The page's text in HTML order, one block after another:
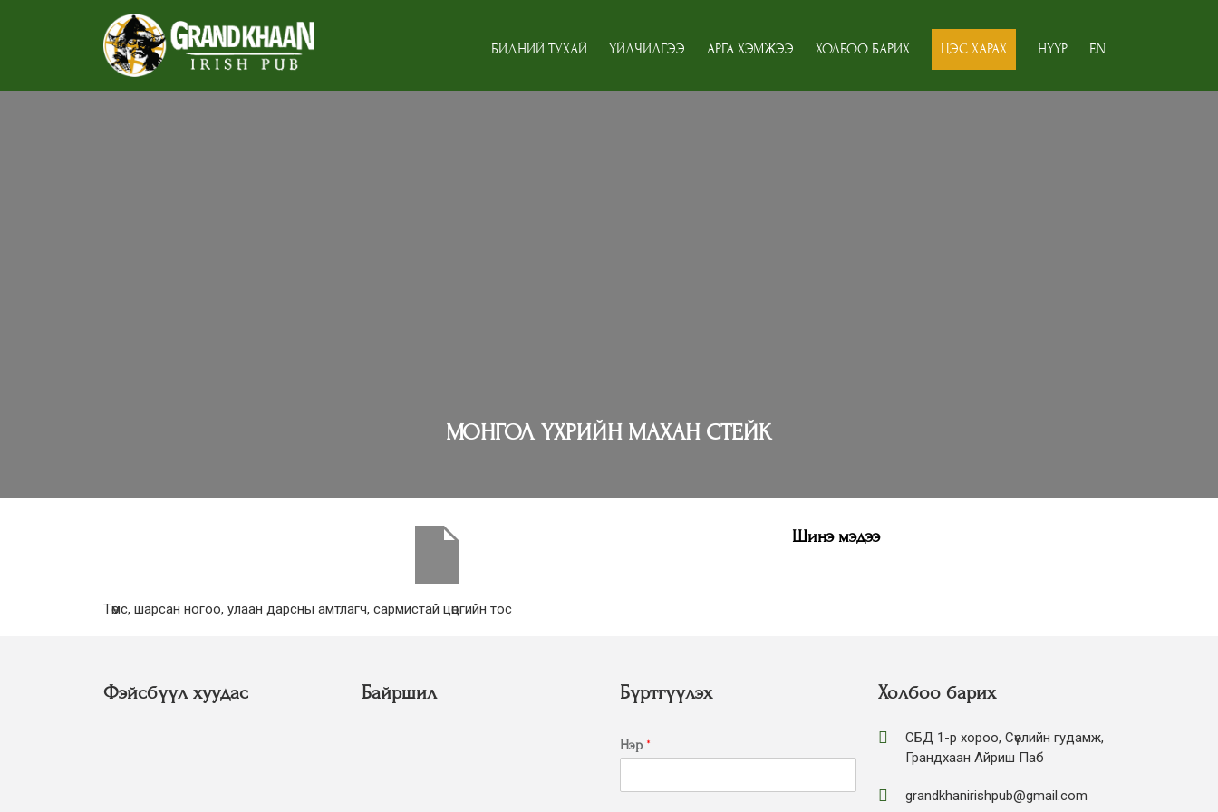
БИДНИЙ ТУХАЙ ҮЙЛЧИЛГЭЭ АРГА ХЭМЖЭЭ ХОЛБОО БАРИХ ЦЭС ХАРАХ НҮҮР EN
МОНГОЛ ҮХРИЙН МАХАН СТЕЙК
Төмс, шарсан ногоо, улаан дарсны амтлагч, сармистай цөцгийн тос
Шинэ мэдээ
Фэйсбүүл хуудас Байршил Бүртгүүлэх
Нэр *
Холбоо барих
СБД 1-р хороо, Сөүлийн гудамж,
Грандхаан Айриш Паб
grandkhanirishpub@gmail.com